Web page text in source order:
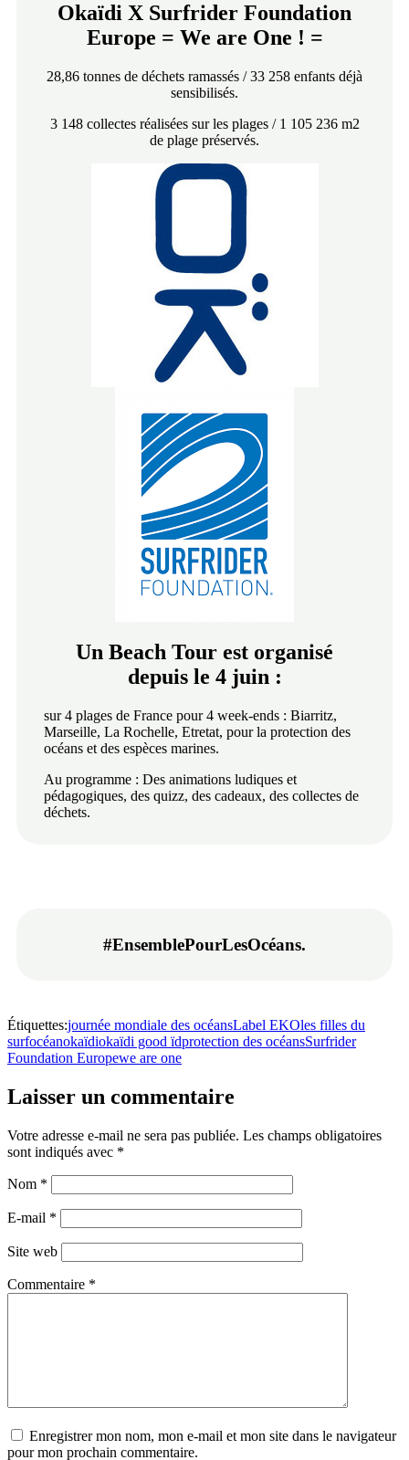
Okaïdi X Surfrider Foundation
Europe = We are One ! =
28,86 tonnes de déchets ramassés / 33 258 enfants déjà
sensibilisés.
3 148 collectes réalisées sur les plages / 1 105 236 m2
de plage préservés.
Un Beach Tour est organisé
depuis le 4 juin :
sur 4 plages de France pour 4 week-ends : Biarritz,
Marseille, La Rochelle, Etretat, pour la protection des
océans et des espèces marines.
Au programme : Des animations ludiques et
pédagogiques, des quizz, des cadeaux, des collectes de
déchets.
#EnsemblePourLesOcéans.
Étiquettes:journée mondiale des océansLabel EKOles filles du
surfocéanokaïdiokaïdi good ïdprotection des océansSurfrider
Foundation Europewe are one
Laisser un commentaire
Votre adresse e-mail ne sera pas publiée. Les champs obligatoires
sont indiqués avec *
Nom *
E-mail *
Site web
Commentaire *
Enregistrer mon nom, mon e-mail et mon site dans le navigateur
pour mon prochain commentaire.